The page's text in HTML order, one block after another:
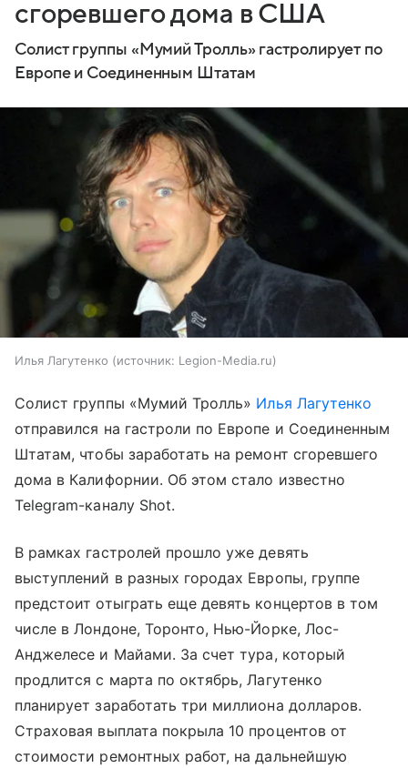
сгоревшего дома в США
Солист группы «Мумий Тролль» гастролирует по
Европе и Соединенным Штатам
Илья Лагутенко источник: Legion-Media.ru
Солист группы «Мумий Тролль» Илья Лагутенко
отправился на гастроли по Европе и Соединенным
Штатам, чтобы заработать на ремонт сгоревшего
дома в Калифорнии. Об этом стало известно
Telegram-каналу Shot.
В рамках гастролей прошло уже девять
выступлений в разных городах Европы, группе
предстоит отыграть еще девять концертов в том
числе в Лондоне, Торонто, Нью-Йорке, Лос-
Анджелесе и Майами. За счет тура, который
продлится с марта по октябрь, Лагутенко
планирует заработать три миллиона долларов.
Страховая выплата покрыла 10 процентов от
стоимости ремонтных работ, на дальнейшую